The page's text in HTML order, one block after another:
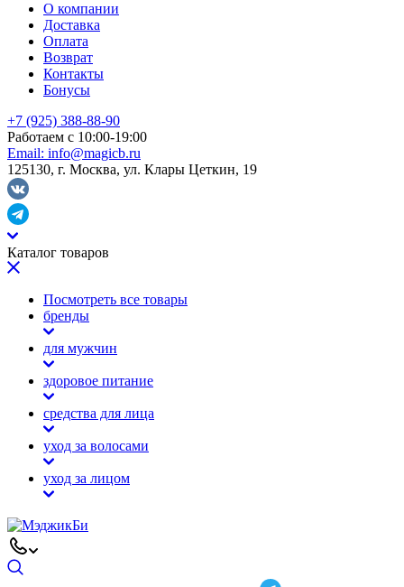
О компании
Доставка
Оплата
Возврат
Контакты
Бонусы
+7 (925) 388-88-90
Работаем с 10:00-19:00
Email: info@magicb.ru
125130, г. Москва, ул. Клары Цеткин, 19
Каталог товаров
Посмотреть все товары
бренды
для мужчин
здоровое питание
средства для лица
уход за волосами
уход за лицом